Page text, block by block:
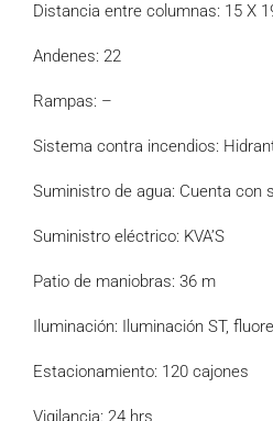
Distancia entre columnas: 15 X
Andenes: 22
Rampas: –
Sistema contra incendios:
Suministro de agua: Cuenta con
Suministro eléctrico: KVA’S
Patio de maniobras: 36 m
Iluminación: Iluminación ST,
Estacionamiento: 120 cajones
Vigilancia: 24 hrs